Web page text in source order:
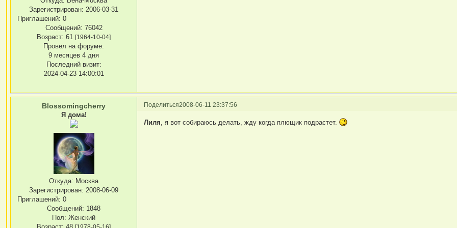
Зарегистрирован: 2006-03-31
Приглашений: 0
Сообщений: 76042
Возраст: 61[1964-10-04]
Провел на форуме:
9 месяцев 4 дня
Последний визит:
2024-04-23 14:00:01
Поделиться2008-06-11 23:37:56
Blossomingcherry
Я дома!
Откуда: Москва
Зарегистрирован: 2008-06-09
Приглашений: 0
Сообщений: 1848
Пол: Женский
Лиля, я вот собираюсь делать, жду когда плющик подрастет.